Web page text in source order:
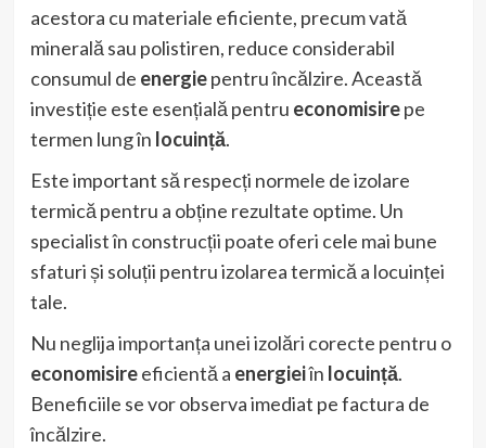
acestora cu materiale eficiente, precum vată
minerală sau polistiren, reduce considerabil
consumul de energiepentru încălzire. Această
investiție este esențială pentru economisirepe
termen lung în locuință.
Este important să respecți normele de izolare
termică pentru a obține rezultate optime. Un
specialist în construcții poate oferi cele mai bune
sfaturi și soluții pentru izolarea termică a locuinței
tale.
Nu neglija importanța unei izolări corecte pentru o
economisireeficientă a energieiîn locuință.
Beneficiile se vor observa imediat pe factura de
încălzire.